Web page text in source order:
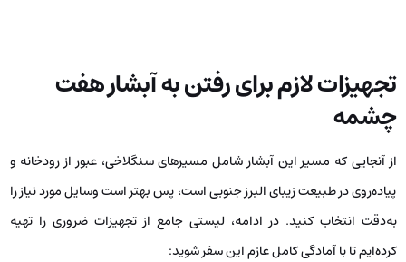
تجهیزات لازم برای رفتن به آبشار هفت
چشمه
از آنجایی که مسیر این آبشار شامل مسیرهای سنگلاخی، عبور از رودخانه و
پیاده‌روی در طبیعت زیبای البرز جنوبی است، پس بهتر است وسایل مورد نیاز را
به‌دقت انتخاب کنید. در ادامه، لیستی جامع از تجهیزات ضروری را تهیه
کرده‌ایم تا با آمادگی کامل عازم این سفر شوید: